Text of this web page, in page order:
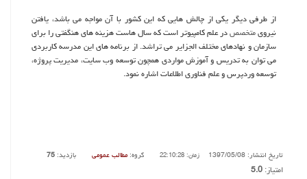
از طرفی دیگر یكی از چالش هایی كه این كشور با آن مواجه می باشد، یافتن
نیرویمتخصصدر علم كامپیوتر است كه سال هاست هزینه های هنگفتی را برای
سازمان و نهادهای مختلف الجزایر می تراشد. از برنامه های این مدرسه كاربردی
می توان به تدریس و آموزش مواردی همچون توسعه وب سایت، مدیریت پروژه،
توسعه وردپرس و علم فناوری اطلاعات اشاره نمود.
تاریخ انتشار: 1397/05/08 زمان: 22:10:28 گروه: مطالب عمومی بازدید: 75
امتیاز:5.0